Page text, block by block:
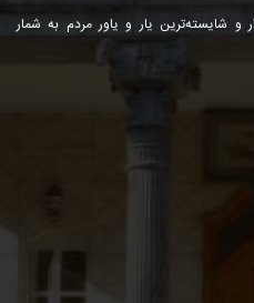
شایسته‌ترین یار و یاور مردم به شمار